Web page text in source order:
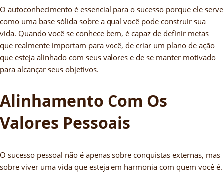
O autoconhecimento é essencial para o sucesso porque ele serve
como uma base sólida sobre a qual você pode construir sua
vida. Quando você se conhece bem, é capaz de definir metas
que realmente importam para você, de criar um plano de ação
que esteja alinhado com seus valores e de se manter motivado
para alcançar seus objetivos.
Alinhamento Com Os
Valores Pessoais
O sucesso pessoal não é apenas sobre conquistas externas, mas
sobre viver uma vida que esteja em harmonia com quem você é.